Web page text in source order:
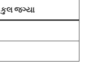
કુલ જગ્યા